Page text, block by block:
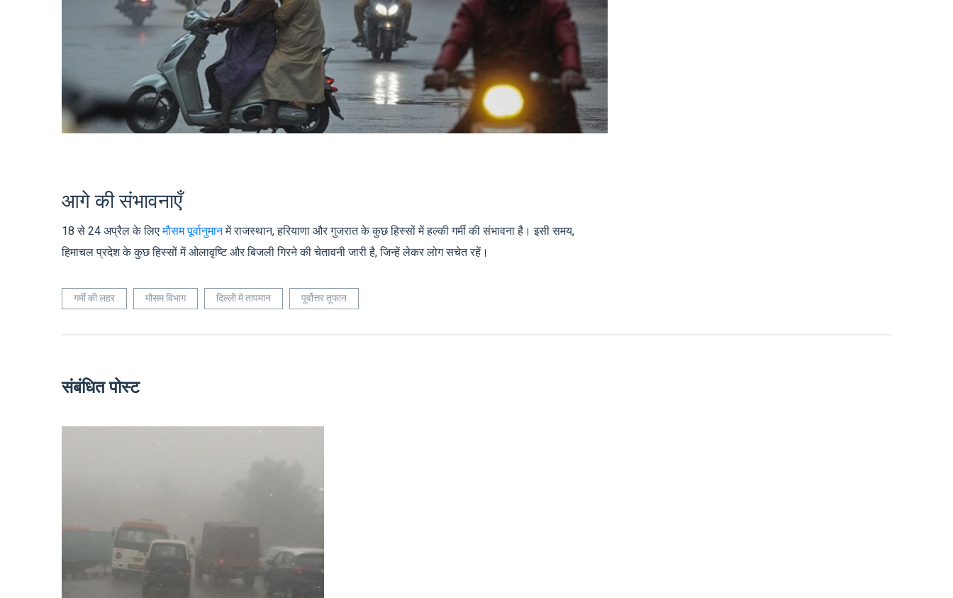
आगे की संभावनाएँ
18 से 24 अप्रैल के लिएमौसम पूर्वानुमानमें राजस्थान, हरियाणा और गुजरात के कुछ हिस्सों में हल्की गर्मी की संभावना है। इसी समय,
हिमाचल प्रदेश के कुछ हिस्सों में ओलावृष्टि और बिजली गिरने की चेतावनी जारी है, जिन्हें लेकर लोग सचेत रहें।
गर्मी की लहर मौसम विभाग दिल्ली में तापमान पूर्वोत्तर तूफान
संबंधित पोस्ट